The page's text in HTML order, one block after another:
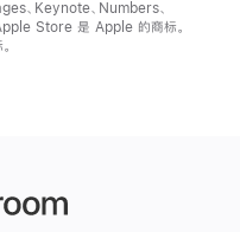
、Keynote、Numbers、
Store 是 Apple 的商标。